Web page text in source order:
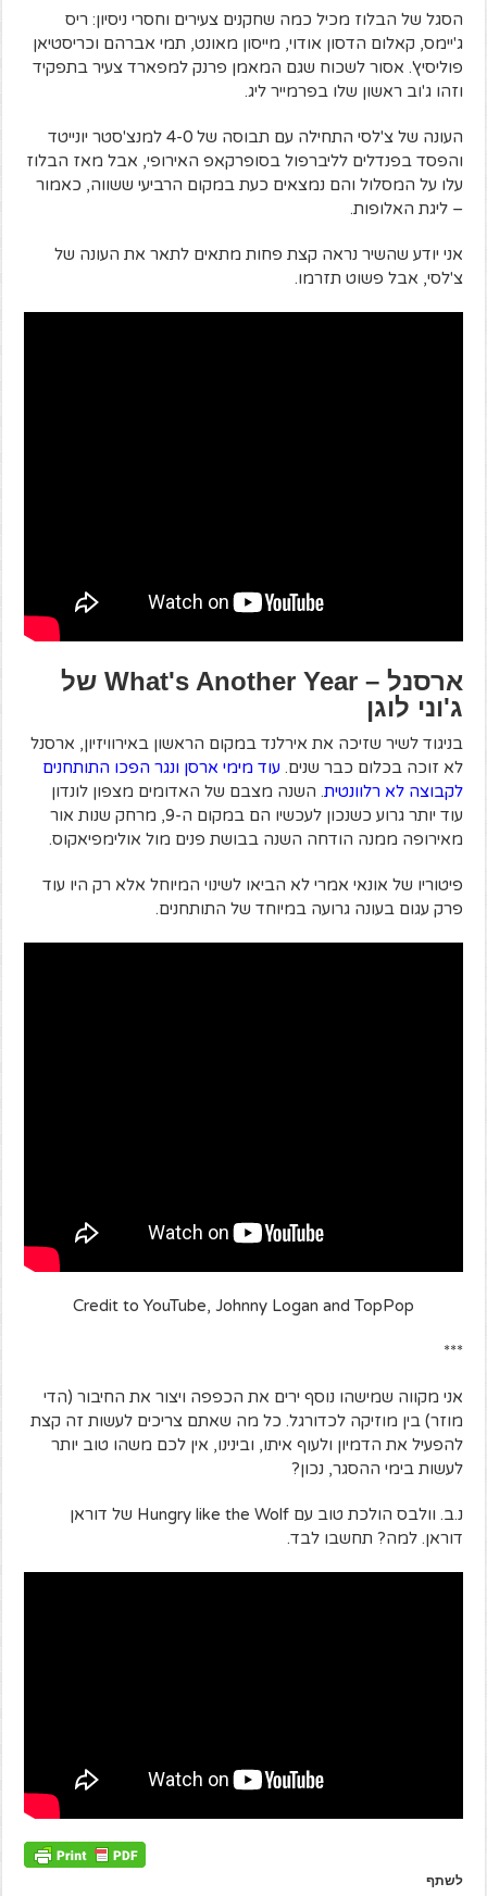
הסגל של הבלוז מכיל כמה שחקנים צעירים וחסרי ניסיון: ריס
ג'יימס, קאלום הדסון אודוי, מייסון מאונט, תמי אברהם וכריסטיאן
פוליסיץ'. אסור לשכוח שגם המאמן פרנק למפארד צעיר בתפקיד
וזהו ג'וב ראשון שלו בפרמייר ליג.
העונה של צ'לסי התחילה עם תבוסה של 4-0 למנצ'סטר יונייטד
והפסד בפנדלים לליברפול בסופרקאפ האירופי, אבל מאז הבלוז
עלו על המסלול והם נמצאים כעת במקום הרביעי ששווה, כאמור
– ליגת האלופות.
אני יודע שהשיר נראה קצת פחות מתאים לתאר את העונה של
צ'לסי, אבל פשוט תזרמו.
ארסנל – What's Another Year של
ג'וני לוגן
בניגוד לשיר שזיכה את אירלנד במקום הראשון באירוויזיון, ארסנל
לא זוכה בכלום כבר שנים.עוד מימי ארסן ונגר הפכו התותחנים
לקבוצה לא רלוונטית. השנה מצבם של האדומים מצפון לונדון
עוד יותר גרוע כשנכון לעכשיו הם במקום ה-9, מרחק שנות אור
מאירופה ממנה הודחה השנה בבושת פנים מול אולימפיאקוס.
פיטוריו של אונאי אמרי לא הביאו לשינוי המיוחל אלא רק היו עוד
פרק עגום בעונה גרועה במיוחד של התותחנים.
Credit to YouTube, Johnny Logan and TopPop
***
אני מקווה שמישהו נוסף ירים את הכפפה ויצור את החיבור (הדי
מוזר) בין מוזיקה לכדורגל. כל מה שאתם צריכים לעשות זה קצת
להפעיל את הדמיון ולעוף איתו, ובינינו, אין לכם משהו טוב יותר
לעשות בימי ההסגר, נכון?
נ.ב. וולבס הולכת טוב עם Hungry like the Wolf של דוראן
דוראן. למה? תחשבו לבד.
לשתף